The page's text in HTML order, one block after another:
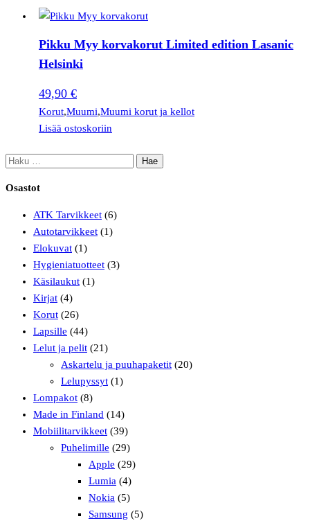
49,90 €.39,95 €.
Pikku Myy korvakorut Limited edition Lasanic
Helsinki
49,90 €
Korut,Muumi,Muumi korut ja kellot
Lisää ostoskoriin
Haku:
Osastot
ATK Tarvikkeet (6)
Autotarvikkeet (1)
Elokuvat (1)
Hygieniatuotteet (3)
Käsilaukut (1)
Kirjat (4)
Korut (26)
Lapsille (44)
Lelut ja pelit (21)
Askartelu ja puuhapaketit (20)
Lelupyssyt (1)
Lompakot (8)
Made in Finland (14)
Mobiilitarvikkeet (39)
Puhelimille (29)
Apple (29)
Lumia (4)
Nokia (5)
Samsung (5)